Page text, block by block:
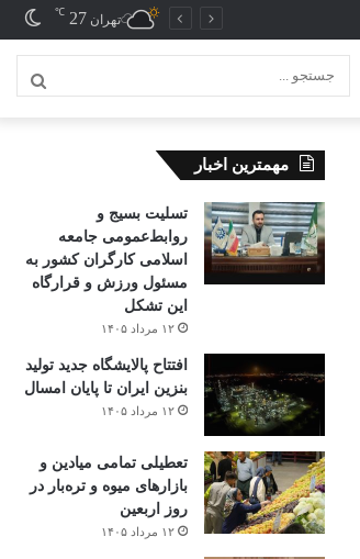
تهران 27
℃
مهمترین اخبار
تسلیت بسیج و
روابط‌عمومی جامعه
اسلامی کارگران کشور به
مسئول ورزش و قرارگاه
این تشکل
۱۲ مرداد ۱۴۰۵
افتتاح ‌پالایشگاه جدید تولید
بنزین ایران تا پایان امسال
۱۲ مرداد ۱۴۰۵
تعطیلی تمامی میادین و
بازارهای میوه و تره‌بار در
روز اربعین
۱۲ مرداد ۱۴۰۵